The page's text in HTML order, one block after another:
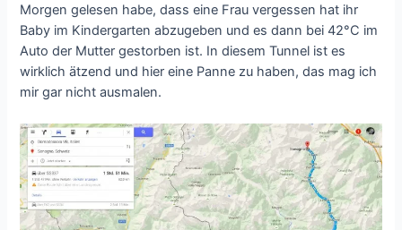
Morgen gelesen habe, dass eine Frau vergessen hat ihr
Baby im Kindergarten abzugeben und es dann bei 42°C im
Auto der Mutter gestorben ist. In diesem Tunnel ist es
wirklich ätzend und hier eine Panne zu haben, das mag ich
mir gar nicht ausmalen.